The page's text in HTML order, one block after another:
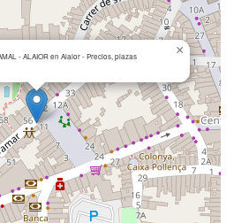
- ALAIOR en Alaior - Precios, plazas
×